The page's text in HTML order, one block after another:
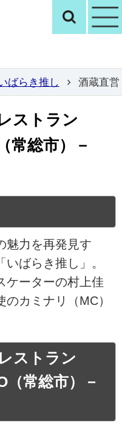
観光いばらき検
ばらき推し 酒蔵直
ストラン
常総市）－
魅力を再発見す
ばらき推し」。
ケーターの村上佳
カミナリ（MC）
ストラン
常総市）－